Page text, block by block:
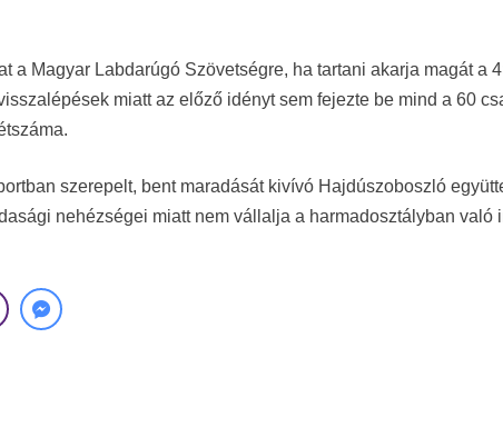
a Magyar Labdarúgó Szövetségre, ha tartani akarja magát a
miatt az előző idényt sem fejezte be mind a 60
szerepelt, bent maradását kivívó Hajdúszoboszló
nehézségei miatt nem vállalja a harmadosztályban való